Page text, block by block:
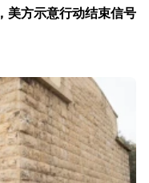
美方示意行动结束信号